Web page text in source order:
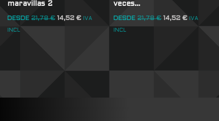
maravillas 2
DESDE 21,78€ 14,52 € IVA
INCL
veces…
DESDE 21,78€ 14,52€ IVA
INCL